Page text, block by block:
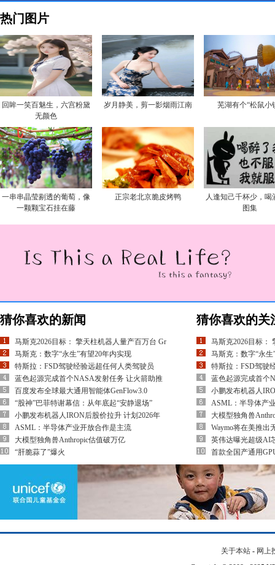
热门图片
回眸一笑百魅生，六宫粉黛
无颜色
岁月静美，剪一影烟雨江南 芜湖有个“松鼠小
一串串晶莹剔透的葡萄，像
一颗颗宝石挂在藤
正宗老北京脆皮烤鸭
人逢知己千杯少，喝
图集
猜你喜欢的新闻
马斯克2026目标： 擎天柱机器人量产百万台 Gr
马斯克：数字“永生”有望20年内实现
特斯拉：FSD驾驶经验远超任何人类驾驶员
蓝色起源完成首个NASA发射任务 让火箭助推
百度发布全球最大通用智能体GenFlow3.0
“股神”巴菲特谢幕信：从年底起“安静退场”
小鹏发布机器人IRON后股价拉升 计划2026年
ASML：半导体产业开放合作是主流
大模型独角兽Anthropic估值破万亿
“肝脆蒜了”爆火
猜你喜欢的关
马斯克2026目标：
马斯克：数字“永
特斯拉：FSD驾驶
蓝色起源完成首个
小鹏发布机器人
ASML：半导体产
大模型独角兽
Waymo将在美推出
英伟达曝光超级AI
首款全国产通用
关于本站 - 网上